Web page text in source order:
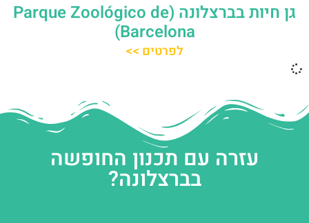
גן חיות בברצלונה (Parque Zoológico de
Barcelona)
לפרטים >>
עזרה עם תכנון החופשה
בברצלונה?